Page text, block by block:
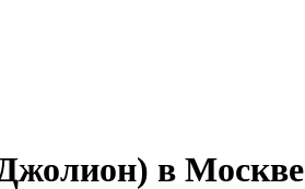
в Москве